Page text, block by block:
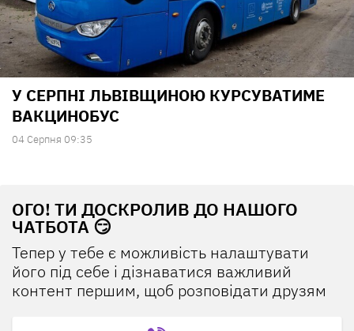
У СЕРПНІ ЛЬВІВЩИНОЮ КУРСУВАТИМЕ
ВАКЦИНОБУС
04 Серпня 09:35
ОГО! ТИ ДОСКРОЛИВ ДО НАШОГО
ЧАТБОТА 😏
Тепер у тебе є можливість налаштувати
його під себе і дізнаватися важливий
контент першим, щоб розповідати друзям